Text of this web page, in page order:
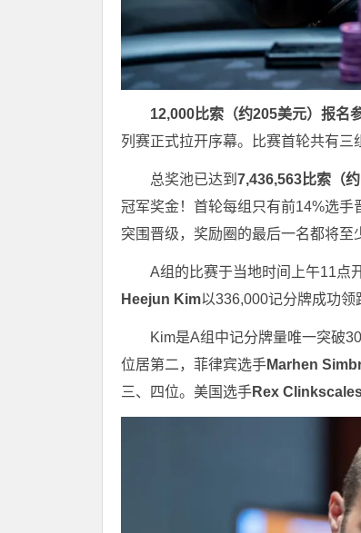
12,000比索（约205美元）报名
列赛正式拉开序幕。比赛首轮共有三
总奖池已达到 7,436,563比索（约
冠军奖金！首轮每组只有前14%选
突围晋级，奖励圈的最后一名都将至
A组的比赛于当地时间上午11点
Heejun Kim以336,000记分牌成功领
Kim是A组中记分牌量唯一突破
位居第二，菲律宾选手Marhen
三、四位。美国选手Rex